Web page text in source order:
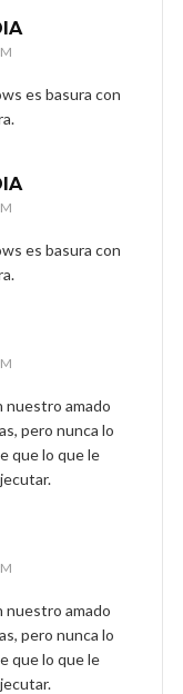
es basura con
es basura con
nuestro amado
pero nunca lo
que lo que le
nuestro amado
pero nunca lo
que lo que le